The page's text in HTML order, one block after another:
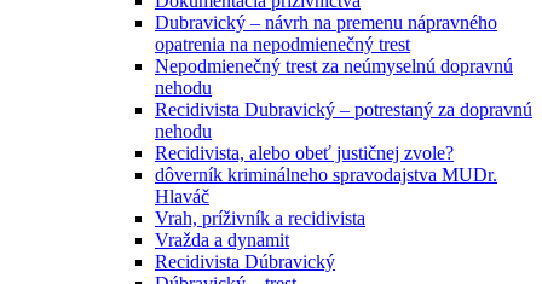
Dubravický – návrh na premenu nápravného
opatrenia na nepodmienečný trest
Nepodmienečný trest za neúmyselnú dopravnú
nehodu
Recidivista Dubravický – potrestaný za dopravnú
nehodu
Recidivista, alebo obeť justičnej zvole?
dôverník kriminálneho spravodajstva MUDr.
Hlaváč
Vrah, príživník a recidivista
Vražda a dynamit
Recidivista Dúbravický